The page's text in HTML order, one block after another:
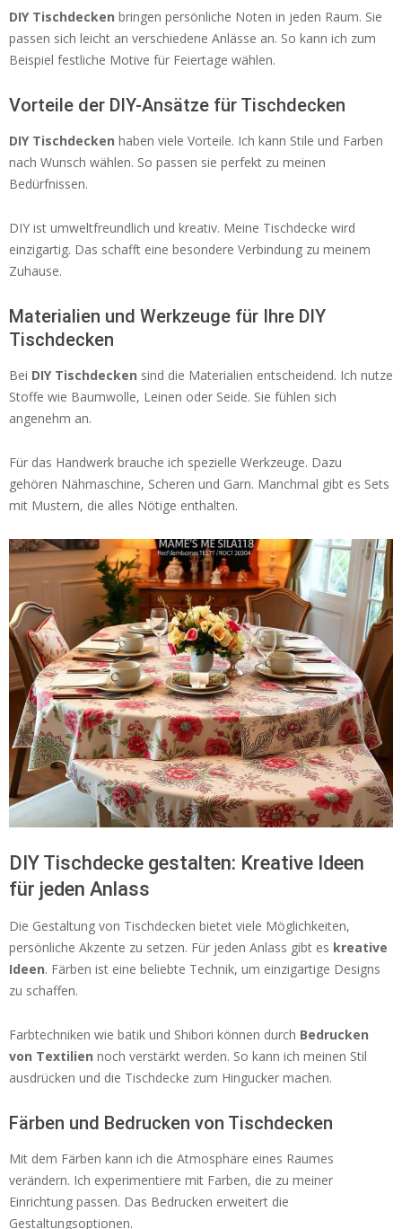
DIY Tischdecken bringen persönliche Noten in jeden Raum. Sie
passen sich leicht an verschiedene Anlässe an. So kann ich zum
Beispiel festliche Motive für Feiertage wählen.
Vorteile der DIY-Ansätze für Tischdecken
DIY Tischdecken haben viele Vorteile. Ich kann Stile und Farben
nach Wunsch wählen. So passen sie perfekt zu meinen
Bedürfnissen.
DIY ist umweltfreundlich und kreativ. Meine Tischdecke wird
einzigartig. Das schafft eine besondere Verbindung zu meinem
Zuhause.
Materialien und Werkzeuge für Ihre DIY
Tischdecken
Bei DIY Tischdecken sind die Materialien entscheidend. Ich nutze
Stoffe wie Baumwolle, Leinen oder Seide. Sie fühlen sich
angenehm an.
Für das Handwerk brauche ich spezielle Werkzeuge. Dazu
gehören Nähmaschine, Scheren und Garn. Manchmal gibt es Sets
mit Mustern, die alles Nötige enthalten.
DIY Tischdecke gestalten: Kreative Ideen
für jeden Anlass
Die Gestaltung von Tischdecken bietet viele Möglichkeiten,
persönliche Akzente zu setzen. Für jeden Anlass gibt es kreative
Ideen. Färben ist eine beliebte Technik, um einzigartige Designs
zu schaffen.
Farbtechniken wie batik und Shibori können durch Bedrucken
von Textilien noch verstärkt werden. So kann ich meinen Stil
ausdrücken und die Tischdecke zum Hingucker machen.
Färben und Bedrucken von Tischdecken
Mit dem Färben kann ich die Atmosphäre eines Raumes
verändern. Ich experimentiere mit Farben, die zu meiner
Einrichtung passen. Das Bedrucken erweitert die
Gestaltungsoptionen.